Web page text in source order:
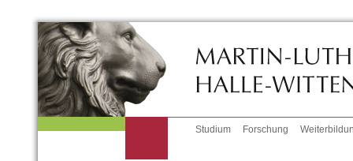
Studium Forschung